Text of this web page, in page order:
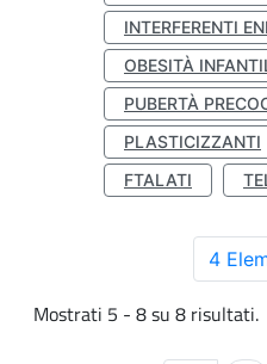
INTERFERENTI
OBESITÀ
PUBERTÀ
PLASTICIZZANTI
FTALATI
4
Mostrati 5 - 8 su 8 risultati.